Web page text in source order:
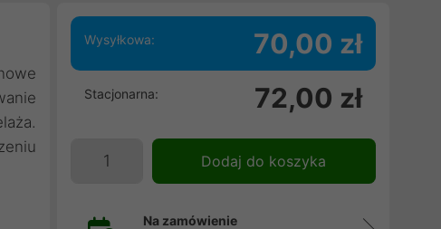
Wysyłkowa: 70,00 zł
Stacjonarna: 72,00 zł
Dodaj do koszyka
Na zamówienie